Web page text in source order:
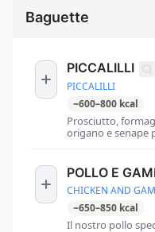
Baguette
PICCALILLI
PICCALILLI
~600–800 kcal
Prosciutto,
origano e senape
POLLO E
CHICKEN AND
~650–850 kcal
Il nostro pollo